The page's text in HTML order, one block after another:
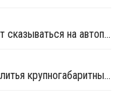
Проблемы топливного рынка начинают сказываться на автоперевозках
Российские компаунды выбраны для литья крупногабаритных автокомпонентов BELGEE